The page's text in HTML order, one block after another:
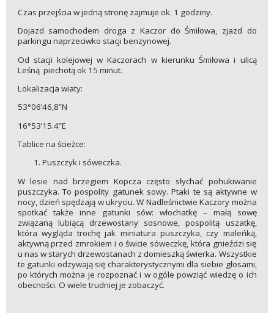
Czas przejścia w jedną stronę zajmuje ok. 1 godziny.
Dojazd samochodem droga z Kaczor do Śmiłowa, zjazd do
parkingu naprzeciwko stacji benzynowej.
Od stacji kolejowej w Kaczorach w kierunku Śmiłowa i ulicą
Leśną piechotą ok 15 minut.
Lokalizacja wiaty:
53°06’46,8”N
16°53’15.4”E
Tablice na ścieżce:
Puszczyk i sóweczka.
W lesie nad brzegiem Kopcza często słychać pohukiwanie
puszczyka. To pospolity gatunek sowy. Ptaki te są aktywne w
nocy, dzień spędzają w ukryciu. W Nadleśnictwie Kaczory można
spotkać także inne gatunki sów: włochatkę – małą sowę
związaną lubiącą drzewostany sosnowe, pospolitą uszatkę,
która wygląda trochę jak miniatura puszczyka, czy maleńką,
aktywną przed zmrokiem i o świcie sóweczkę, która gnieździ się
u nas w starych drzewostanach z domieszką świerka. Wszystkie
te gatunki odzywają się charakterystycznymi dla siebie głosami,
po których można je rozpoznać i w ogóle powziąć wiedzę o ich
obecności. O wiele trudniej je zobaczyć.